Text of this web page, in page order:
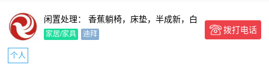
闲置处理： 香蕉躺椅，床垫，半成新，白
菜价处理，50迪/个，地址国际城中国区。
家居/家具 迪拜 拨打电话
个人